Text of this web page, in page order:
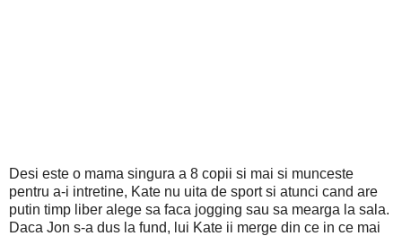
Desi este o mama singura a 8 copii si mai si munceste
pentru a-i intretine, Kate nu uita de sport si atunci cand are
putin timp liber alege sa faca jogging sau sa mearga la sala.
Daca Jon s-a dus la fund, lui Kate ii merge din ce in ce mai